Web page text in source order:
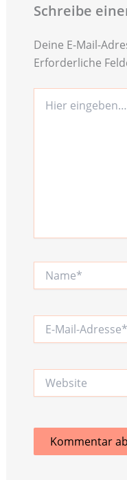
Schreibe
Deine E-Mail-
Erforderliche
eingeben…
Mail-